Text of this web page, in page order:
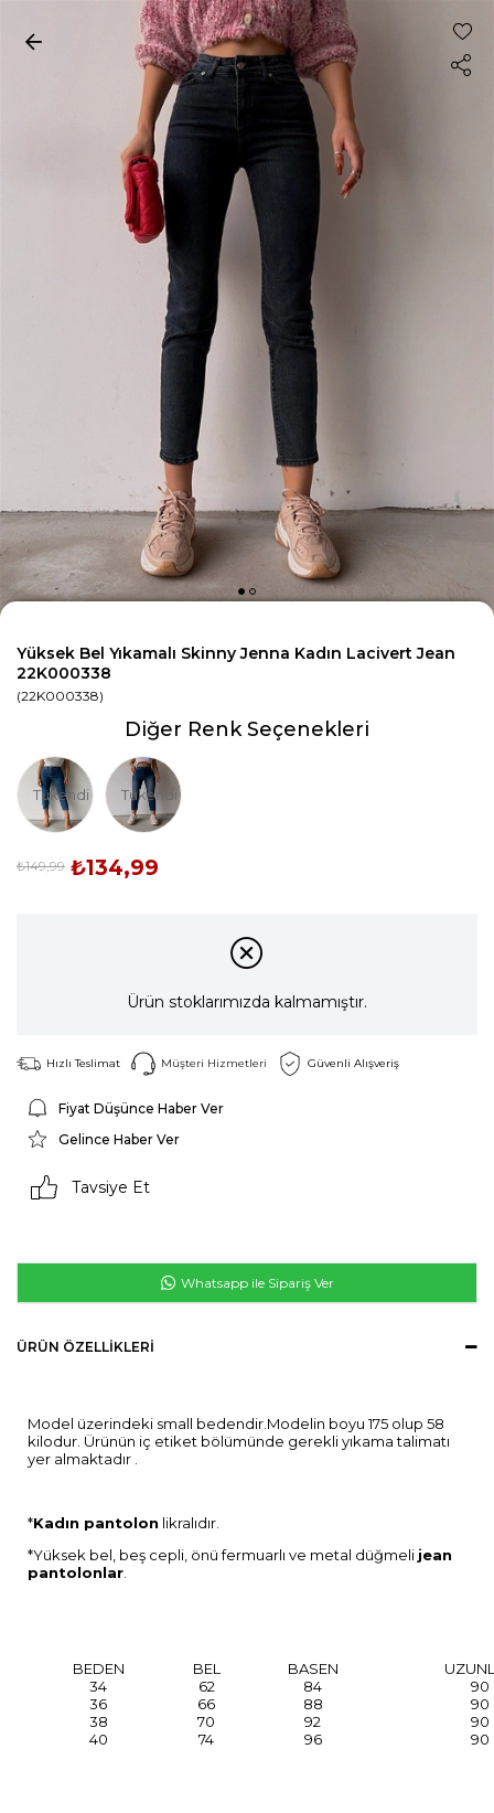
Yüksek Bel Yıkamalı Skinny Jenna Kadın Lacivert Jean
22K000338
(22K000338)
Diğer Renk Seçenekleri
Tükendi Tükendi
₺149,99 ₺134,99
Ürün stoklarımızda kalmamıştır.
Hızlı Teslimat Müşteri Hizmetleri Güvenli Alışveriş
Fiyat Düşünce Haber Ver
Gelince Haber Ver
Tavsiye Et
Whatsapp ile Sipariş Ver
ÜRÜN ÖZELLIKLERI
Model üzerindeki small bedendir.Modelin boyu 175 olup 58
kilodur. Ürünün iç etiket bölümünde gerekli yıkama talimatı
yer almaktadır .
*Kadın pantolon likralıdır.
*Yüksek bel, beş cepli, önü fermuarlı ve metal düğmeli jean
pantolonlar
BEDEN BEL BASEN
34
62 84
90
36
66 88
90
38
70 92
90
40
74 96 90